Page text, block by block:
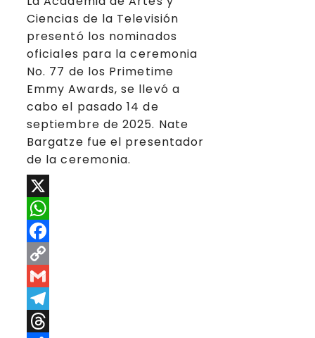
Ciencias de la Televisión
presentó los nominados
oficiales para la ceremonia
No. 77 de los Primetime
Emmy Awards, se llevó a
cabo el pasado 14 de
septiembre de 2025. Nate
Bargatze fue el presentador
de la ceremonia.
X
WhatsApp
Facebook
Copy
Link
Gmail
Telegram